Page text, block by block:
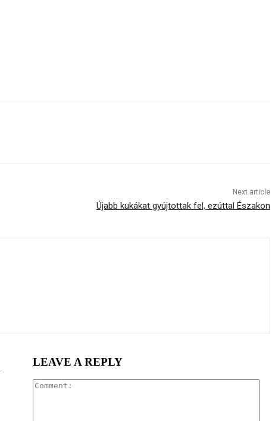
Next article
Újabb kukákat gyújtottak fel, ezúttal Északon
LEAVE A REPLY